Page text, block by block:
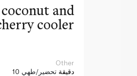
and
cooler
Other
10 دقيقة تحضير/طهي